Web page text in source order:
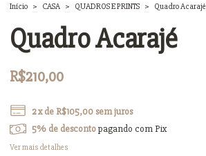
Início > CASA > QUADROS E PRINTS > Quadro Acarajé
Quadro Acarajé
R$210,00
2x de R$105,00 sem juros
5% de descontopagando com Pix
Ver mais detalhes